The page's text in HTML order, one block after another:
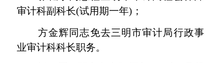
审计科副科长(试用期一年) ；
方金辉同志免去三明市审计局行政事
业审计科科长职务。